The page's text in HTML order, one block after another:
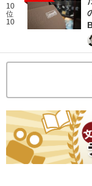
10
位
10